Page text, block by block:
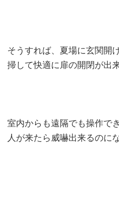
そうすれば、夏場に玄関開
掃して快適に扉の開閉が出
室内からも遠隔でも操作で
人が来たら威嚇出来るのに